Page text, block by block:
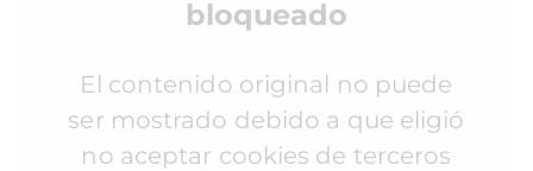
bloqueado
El contenido original no puede
ser mostrado debido a que eligió
no aceptar cookies de terceros